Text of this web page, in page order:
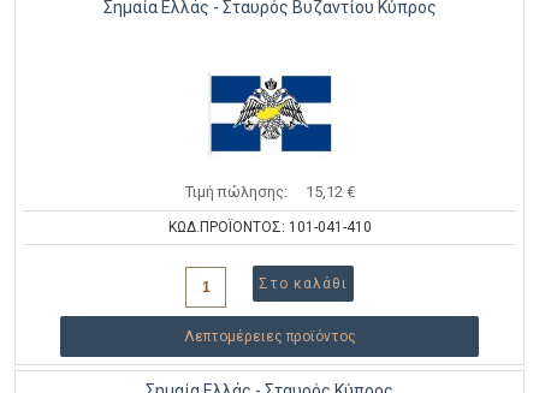
Σημαία Ελλάς - Σταυρός Βυζαντίου Κύπρος
Τιμή πώλησης: 15,12 €
ΚΩΔ.ΠΡΟΪΟΝΤΟΣ: 101-041-410
Λεπτομέρειες προϊόντος